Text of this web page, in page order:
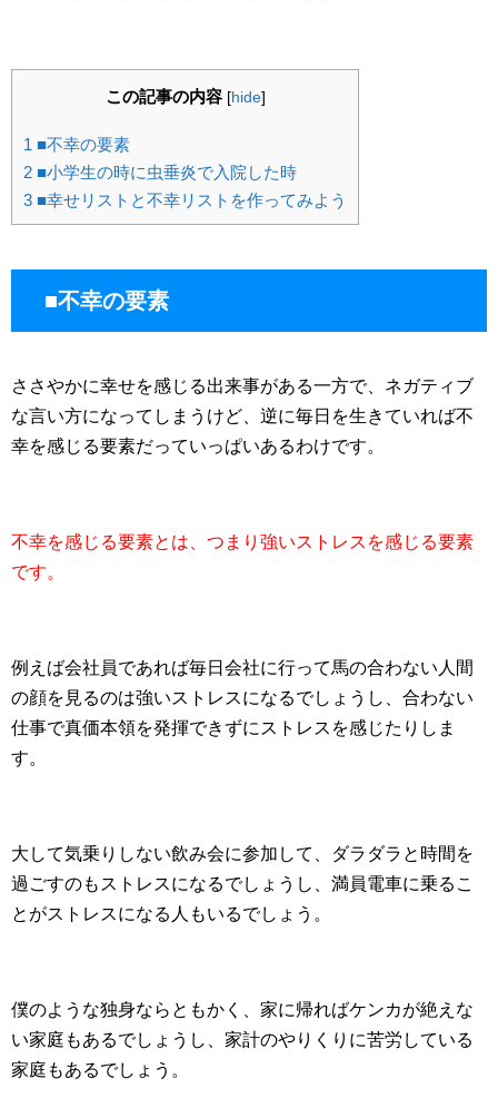
この記事の内容 [hide]
1 ■不幸の要素
2 ■小学生の時に虫垂炎で入院した時
3 ■幸せリストと不幸リストを作ってみよう
■不幸の要素
ささやかに幸せを感じる出来事がある一方で、ネガティブ
な言い方になってしまうけど、逆に毎日を生きていれば不
幸を感じる要素だっていっぱいあるわけです。
不幸を感じる要素とは、つまり強いストレスを感じる要素
です。
例えば会社員であれば毎日会社に行って馬の合わない人間
の顔を見るのは強いストレスになるでしょうし、合わない
仕事で真価本領を発揮できずにストレスを感じたりしま
す。
大して気乗りしない飲み会に参加して、ダラダラと時間を
過ごすのもストレスになるでしょうし、満員電車に乗るこ
とがストレスになる人もいるでしょう。
僕のような独身ならともかく、家に帰ればケンカが絶えな
い家庭もあるでしょうし、家計のやりくりに苦労している
家庭もあるでしょう。